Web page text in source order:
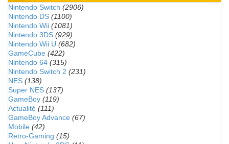
Nintendo Switch (2906)
Nintendo DS (1100)
Nintendo Wii (1081)
Nintendo 3DS (929)
Nintendo Wii U (682)
GameCube (422)
Nintendo 64 (315)
Nintendo Switch 2 (231)
NES (138)
Super NES (137)
GameBoy (119)
Actualité (111)
GameBoy Advance (67)
Mobile (42)
Retro-Gaming (15)